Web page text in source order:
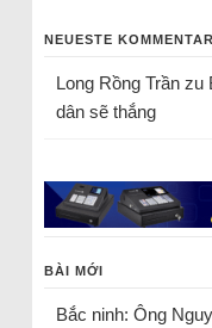
NEUESTE
Long Rồng Trầnzu
dân sẽ thắng
BÀI MỚI
Bắc ninh: Ông